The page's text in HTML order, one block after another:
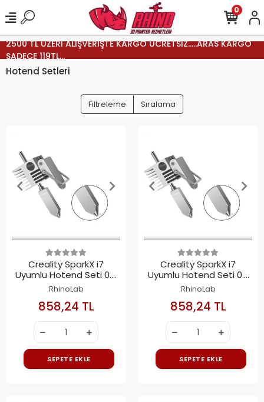
2500 TL ÜZERİ ALIŞVERİŞTE KARGO ÜCRETSİZ.....ARAS KARGO
SADECE 119TL...
0
Hotend Setleri
Filtreleme Sıralama
Creality SparkX i7
Uyumlu Hotend Seti 0.6
mm
RhinoLab
858,24 TL
SEPETE EKLE
Creality SparkX i7
Uyumlu Hotend Seti 0.2
mm
RhinoLab
858,24 TL
SEPETE EKLE